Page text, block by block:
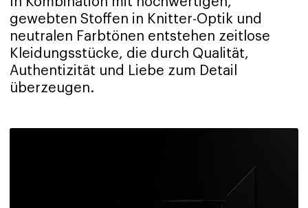
gewebten Stoffen in Knitter-Optik und
neutralen Farbtönen entstehen zeitlose
Kleidungsstücke, die durch Qualität,
Authentizität und Liebe zum Detail
überzeugen.